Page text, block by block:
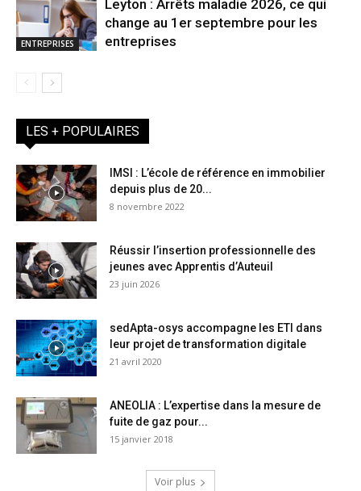
ENTREPRISES
Leyton : Arrêts maladie 2026, ce qui
change au 1er septembre pour les
entreprises
LES + POPULAIRES
IMSI : L’école de référence en immobilier
depuis plus de 20...
8 novembre 2022
Réussir l’insertion professionnelle des
jeunes avec Apprentis d’Auteuil
23 juin 2026
sedApta-osys accompagne les ETI dans
leur projet de transformation digitale
21 avril 2020
ANEOLIA : L’expertise dans la mesure de
fuite de gaz pour...
15 janvier 2018
Voir plus